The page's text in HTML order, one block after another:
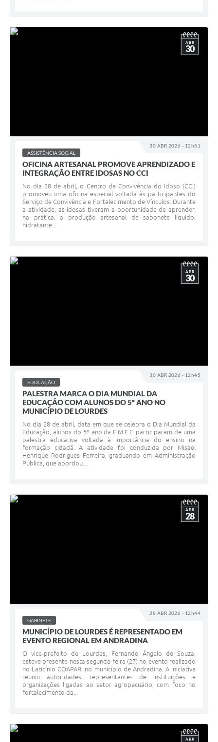
30 ABR 2026 - 12h51
ABR
30
ASSISTÊNCIA SOCIAL
OFICINA ARTESANAL PROMOVE APRENDIZADO E
INTEGRAÇÃO ENTRE IDOSAS NO CCI
No dia 28 de abril, o Centro de Convivência do Idoso (CCI)
promoveu uma oficina especial voltada às participantes do
Serviço de Convivência e Fortalecimento de Vínculos. Durante
a atividade, as idosas tiveram a oportunidade de aprender,
na prática, a produção artesanal de sabonete líquido,
hidratante...
30 ABR 2026 - 12h45
ABR
30
EDUCAÇÃO
PALESTRA MARCA O DIA MUNDIAL DA
EDUCAÇÃO COM ALUNOS DO 5º ANO NO
MUNICÍPIO DE LOURDES
No dia 28 de abril, data em que se celebra o Dia Mundial da
Educação, alunos do 5º ano da E.M.E.F. participaram de uma
palestra educativa voltada à importância do ensino na
formação cidadã. A atividade foi conduzida por Misael
Henrique Rodrigues Ferreira, graduando em Administração
Pública, que abordou...
28 ABR 2026 - 12h44
ABR
28
GABINETE
MUNICÍPIO DE LOURDES É REPRESENTADO EM
EVENTO REGIONAL EM ANDRADINA
O vice-prefeito de Lourdes, Fernando Ângelo de Souza,
esteve presente nesta segunda-feira (27) no evento realizado
no Laticínio COAPAR, no município de Andradina. A iniciativa
reuniu autoridades, representantes de instituições e
organizações ligadas ao setor agropecuário, com foco no
fortalecimento da...
ABR